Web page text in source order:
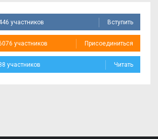
участников Вступить
участников Присоединиться
участников Читать